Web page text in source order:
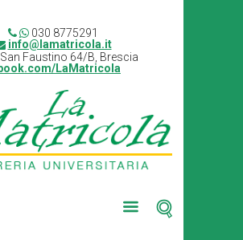
030 8775291
info@lamatricola.it
Faustino 64/B, Brescia
LaMatricola